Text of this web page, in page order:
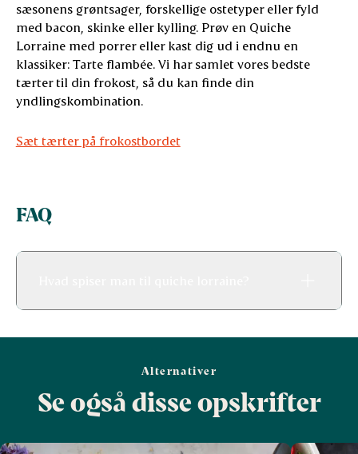
sæsonens grøntsager, forskellige ostetyper eller fyld
med bacon, skinke eller kylling. Prøv en Quiche
Lorraine med porrer eller kast dig ud i endnu en
klassiker: Tarte flambée. Vi har samlet vores bedste
tærter til din frokost, så du kan finde din
yndlingskombination.
Sæt tærter på frokostbordet
FAQ
Alternativer
Se også disse opskrifter